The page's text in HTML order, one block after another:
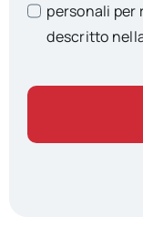
personali per
descritto